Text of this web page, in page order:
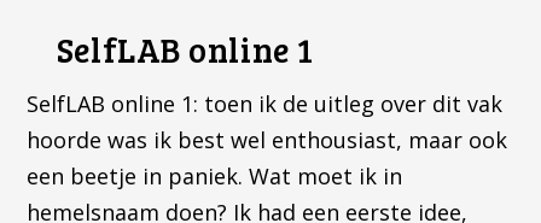
SelfLAB online 1
SelfLAB online 1: toen ik de uitleg over dit vak
hoorde was ik best wel enthousiast, maar ook
een beetje in paniek. Wat moet ik in
hemelsnaam doen? Ik had een eerste idee,